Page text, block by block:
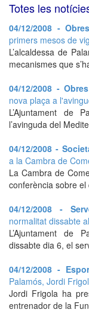
Totes les
04/12/2008 -
primers mesos de
L’alcaldessa de
mecanismes que
04/12/2008 -
nova plaça a
L’Ajuntament de
l’avinguda del
04/12/2008 -
a la Cambra de
La Cambra de
conferència sobre el
04/12/2008 -
normalitat dissabte
L’Ajuntament de
dissabte dia 6, el
04/12/2008 -
Palamós, Jordi
Jordi Frigola ha
entrenador de la